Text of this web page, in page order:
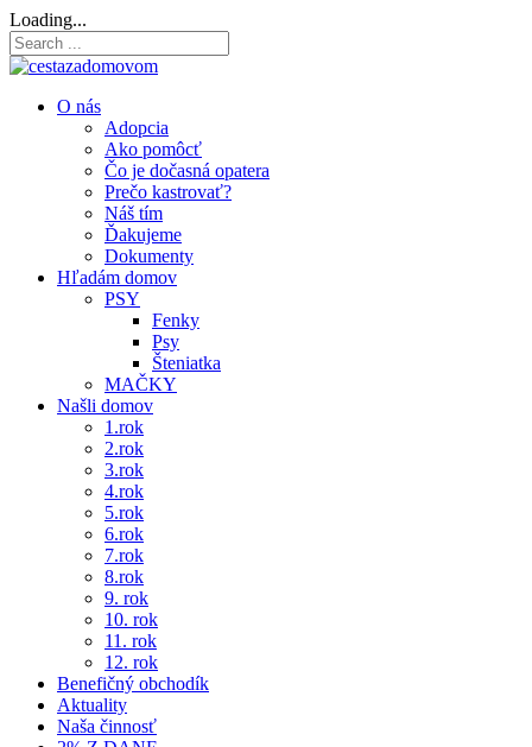
Loading...
O nás
Adopcia
Ako pomôcť
Čo je dočasná opatera
Prečo kastrovať?
Náš tím
Ďakujeme
Dokumenty
Hľadám domov
PSY
Fenky
Psy
Šteniatka
MAČKY
Našli domov
1.rok
2.rok
3.rok
4.rok
5.rok
6.rok
7.rok
8.rok
9. rok
10. rok
11. rok
12. rok
Benefičný obchodík
Aktuality
Naša činnosť